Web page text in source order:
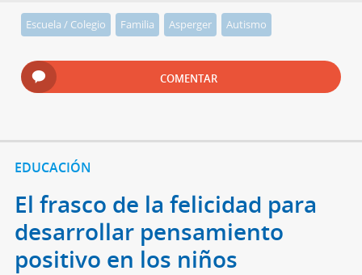
Escuela / Colegio Familia Asperger Autismo
COMENTAR
EDUCACIÓN
El frasco de la felicidad para
desarrollar pensamiento
positivo en los niños